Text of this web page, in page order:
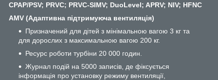
CPAP/PSV; PRVC; PRVC-SIMV; DuoLevel; APRV; NIV; HFNC
AMV (Адаптивна підтримуюча вентиляція)
Призначений для дітей з мінімальною вагою 3 кг та
для дорослих з максимальною вагою 200 кг.
Ресурс роботи турбіни 20 000 годин.
Журнал подій на 5000 записів, де фіксується
інформація про установку режиму вентиляції,